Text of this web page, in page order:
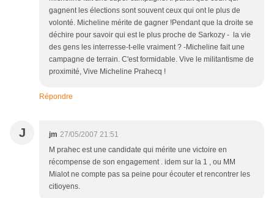
gagnent les élections sont souvent ceux qui ont le plus de
volonté. Micheline mérite de gagner !Pendant que la droite se
déchire pour savoir qui est le plus proche de Sarkozy - la vie
des gens les interresse-t-elle vraiment ? -Micheline fait une
campagne de terrain. C'est formidable. Vive le militantisme de
proximité, Vive Micheline Prahecq !
Répondre
J jm 27/05/2007 21:51
M prahec est une candidate qui mérite une victoire en
récompense de son engagement . idem sur la 1 , ou MM
Mialot ne compte pas sa peine pour écouter et rencontrer les
citioyens.